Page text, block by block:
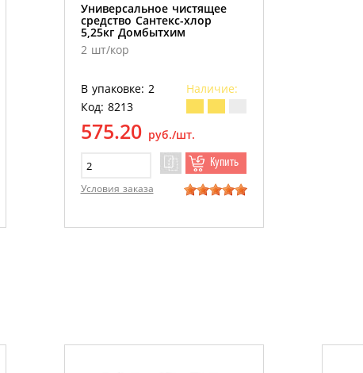
Универсальное чистящее
средство Сантекс-хлор
5,25кг Домбытхим
2 шт/кор
В упаковке: 2
Наличие:
Код: 8213
575.20 руб./шт.
Купить
Условия заказа